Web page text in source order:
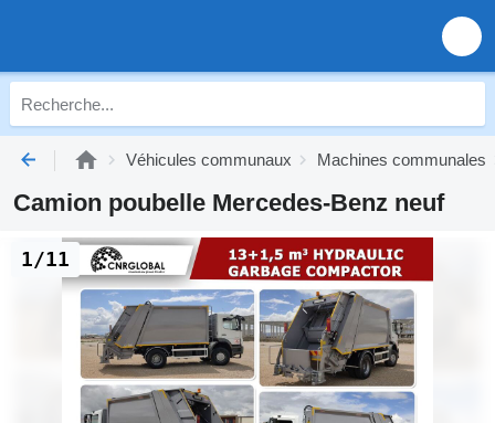
Véhicules communaux Machines communales
Camion poubelle Mercedes-Benz neuf
1/11